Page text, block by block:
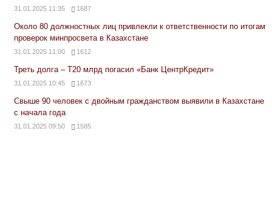
31.01.2025 11:35 1687
Около 80 должностных лиц привлекли к ответственности по итогам
проверок минпросвета в Казахстане
31.01.2025 11:00 1612
Треть долга – Т20 млрд погасил «Банк ЦентрКредит»
31.01.2025 10:45 1673
Свыше 90 человек с двойным гражданством выявили в Казахстане
с начала года
31.01.2025 09:50 1585